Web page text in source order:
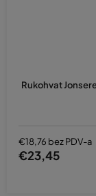
Rukohvat
€18,76 bez PDV-a
€23,45